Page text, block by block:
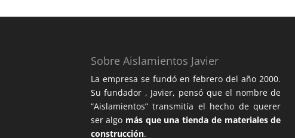
Sobre Aislamientos Javier
La empresa se fundó en febrero del año 2000.
Su fundador , Javier, pensó que el nombre de
“Aislamientos” transmitía el hecho de querer
ser algo más que una tienda de materiales de
construcción.